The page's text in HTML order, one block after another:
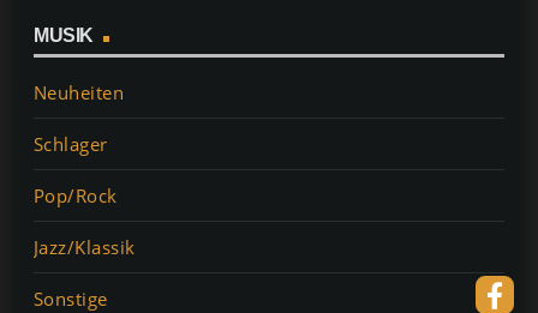
MUSIK
Neuheiten
Schlager
Pop/Rock
Jazz/Klassik
Sonstige